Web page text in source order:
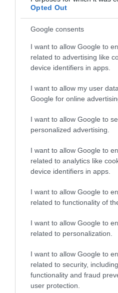
Opted Out
Google consents
I want to allow Google to
related to advertising like
device identifiers in apps.
I want to allow my user
Google for online
I want to allow Google to
personalized advertising.
I want to allow Google to
related to analytics like
device identifiers in apps.
I want to allow Google to
related to functionality of
I want to allow Google to
related to personalization.
I want to allow Google to
related to security,
functionality and fraud
user protection.
Még több
A Szaturnusz
de a legtöbbjük
A személyzet azóta
egyensúlyérzéket, a
általános terhelhetőséget
közben már a következő
hivatalos, 2026
szerintaz Artemis III
első új holdraszállást
IV küldetéshez célozzák
így nem egyszerűen egy
de annak próbája is, hogy
szakaszra.
Olvasd el ezt is!